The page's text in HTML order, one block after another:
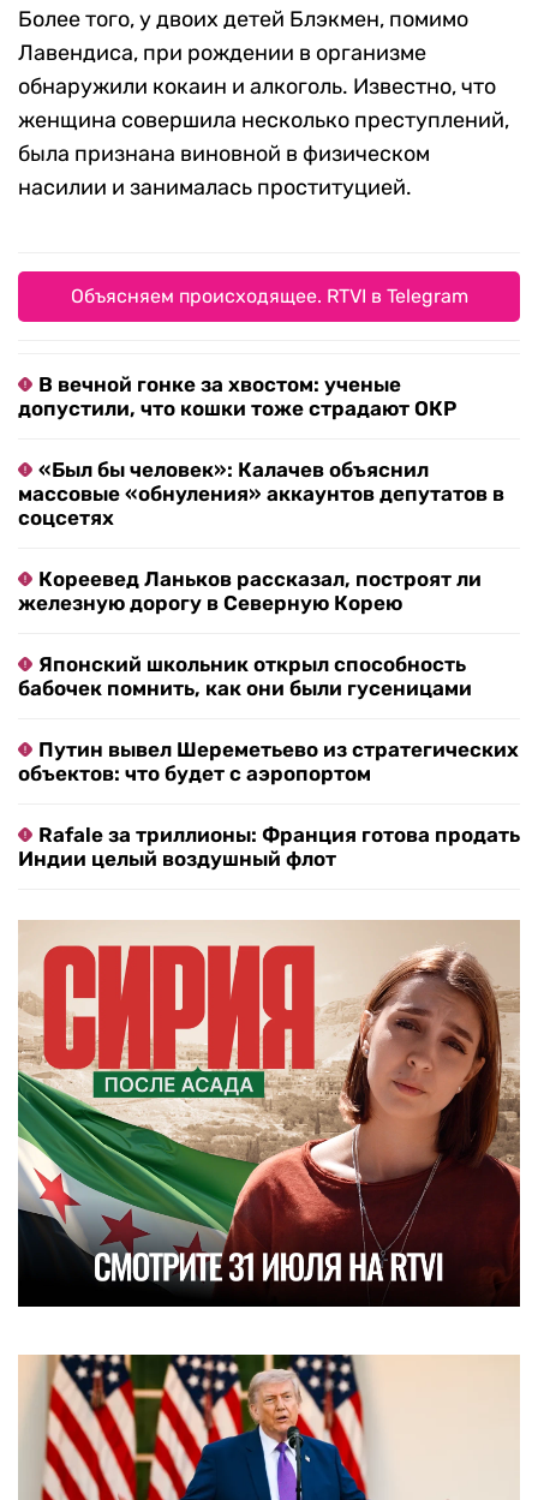
Более того, у двоих детей Блэкмен, помимо
Лавендиса, при рождении в организме
обнаружили кокаин и алкоголь. Известно, что
женщина совершила несколько преступлений,
была признана виновной в физическом
насилии и занималась проституцией.
Объясняем происходящее. RTVI в Telegram
В вечной гонке за хвостом: ученые
допустили, что кошки тоже страдают ОКР
«Был бы человек»: Калачев объяснил
массовые «обнуления» аккаунтов депутатов в
соцсетях
Кореевед Ланьков рассказал, построят ли
железную дорогу в Северную Корею
Японский школьник открыл способность
бабочек помнить, как они были гусеницами
Путин вывел Шереметьево из стратегических
объектов: что будет с аэропортом
Rafale за триллионы: Франция готова продать
Индии целый воздушный флот